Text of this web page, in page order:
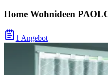
Home Wohnideen
1 Angebot